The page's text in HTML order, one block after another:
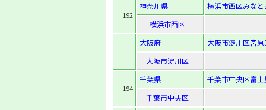
192
神奈川県
横浜市西区みな
横浜市西区
大阪府
大阪市淀川区宮
大阪市淀川区
194
千葉県
千葉市中央区富
千葉市中央区